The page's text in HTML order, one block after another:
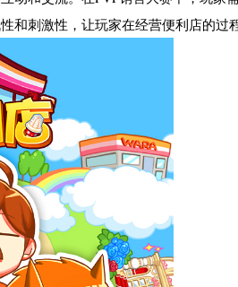
和刺激性，让玩家在经营便利店的过